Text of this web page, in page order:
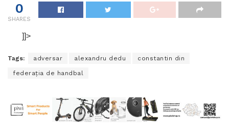
0
SHARES
]]>
Tags: adversar alexandru dedu constantin din
federația de handbal